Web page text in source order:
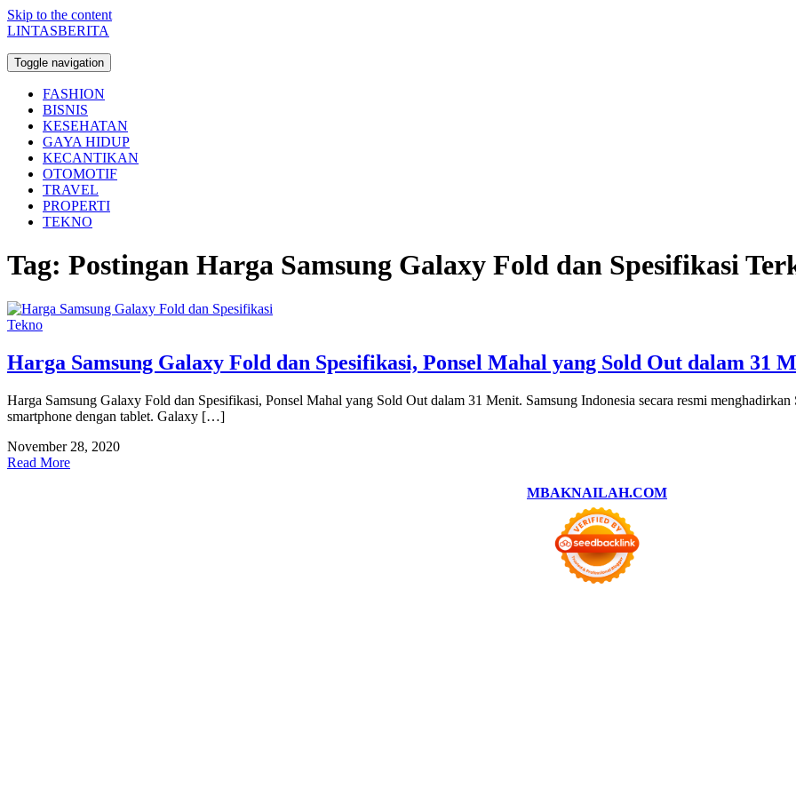
Skip to the content
LINTASBERITA
Toggle navigation
FASHION
BISNIS
KESEHATAN
GAYA HIDUP
KECANTIKAN
OTOMOTIF
TRAVEL
PROPERTI
TEKNO
Tag: Postingan Harga Samsung Galaxy Fold dan Spesifikasi
Tekno
Harga Samsung Galaxy Fold dan Spesifikasi, Ponsel Mahal yang Sold Out dalam 31
Harga Samsung Galaxy Fold dan Spesifikasi, Ponsel Mahal yang Sold Out dalam 31 Menit. Samsung Indonesia secara resmi
smartphone dengan tablet. Galaxy […]
November 28, 2020
Read More
MBAKNAILAH.COM